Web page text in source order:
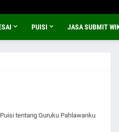
PUISI JASA SUBMIT
tentang Guruku Pahlawanku